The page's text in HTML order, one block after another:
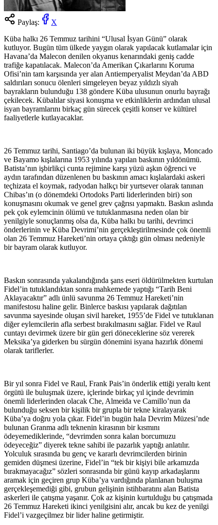
Paylaş:
X
Küba halkı 26 Temmuz tarihini “Ulusal İsyan Günü” olarak
kutluyor. Bugün tüm ülkede yaygın olarak yapılacak kutlamalar için
Havana’da Malecon denilen okyanus kenarındaki geniş cadde
trafiğe kapatılacak. Malecon’da Amerikan Çıkarlarını Koruma
Ofisi’nin tam karşısında yer alan Antiemperyalist Meydan’da ABD
saldırıları sonucu ölenleri simgeleyen beyaz yıldızlı siyah
bayrakların bulunduğu 138 göndere Küba ulusunun onurlu bayrağı
çekilecek. Kübalılar siyasi konuşma ve etkinliklerin ardından ulusal
isyan bayramlarını birkaç gün sürecek çeşitli konser ve kültürel
faaliyetlerle kutlayacaklar.
26 Temmuz tarihi, Santiago’da bulunan iki büyük kışlaya, Moncado
ve Bayamo kışlalarına 1953 yılında yapılan baskının yıldönümü.
Batista’nın işbirlikçi cunta rejimine karşı yüzü aşkın öğrenci ve
aydın tarafından düzenlenen bu baskının amacı kışlalardaki askeri
teçhizata el koymak, radyodan halkçı bir yurtsever olarak tanınan
Chibas’ın (o dönemdeki Ortodoks Parti liderlerinden biri) son
konuşmasını okumak ve genel grev çağrısı yapmaktı. Baskın aslında
pek çok eylemcinin ölümü ve tutuklanmasına neden olan bir
yenilgiyle sonuçlanmış olsa da, Küba halkı bu tarihi, devrimci
önderlerinin ve Küba Devrimi’nin gerçekleştirilmesinde çok önemli
olan 26 Temmuz Hareketi’nin ortaya çıktığı gün olması nedeniyle
bir bayram olarak kutluyor.
Baskın sonrasında yakalandığında şans eseri öldürülmekten kurtulan
Fidel’in tutuklandıktan sonra mahkemede yaptığı “Tarih Beni
Aklayacaktır” adlı ünlü savunma 26 Temmuz Hareketi’nin
manifestosu haline gelir. Binlerce baskısı yapılarak dağıtılan
savunma sayesinde oluşan sivil hareket, 1955’de Fidel ve tutuklanan
diğer eylemcilerin afla serbest bırakılmasını sağlar. Fidel ve Raul
cuntayı devirmek üzere bir gün geri döneceklerine söz vererek
Meksika’ya giderken bu sürgün dönemini isyana hazırlık dönemi
olarak tariflerler.
Bir yıl sonra Fidel ve Raul, Frank Pais’in önderlik ettiği yeraltı kent
örgütü ile buluşmak üzere, içlerinde birkaç yıl içinde devrimin
önemli liderlerinden olacak Che, Almeida ve Camillo’nun da
bulunduğu seksen bir kişilik bir grupla bir tekne kiralayarak
Küba’ya doğru yola çıkar. Fidel’in bugün hala Devrim Müzesi’nde
bulunan Granma adlı teknenin kirasının bir kısmını
ödeyemediklerinde, “devrimden sonra kalan borcumuzu
ödeyeceğiz” diyerek tekne sahibi ile pazarlık yaptığı anlatılır.
Yolculuk sırasında bu genç ve kararlı devrimcilerden birinin
gemiden düşmesi üzerine, Fidel’in “tek bir kişiyi bile arkamızda
bırakmayacağız” sözleri sonrasında bir günü kayıp arkadaşlarını
aramak için geçiren grup Küba’ya vardığında planlanan buluşma
gerçekleşemediği gibi, grubun gelişinin istihbaratını alan Batista
askerleri ile çatışma yaşanır. Çok az kişinin kurtulduğu bu çatışmada
26 Temmuz Hareketi ikinci yenilgisini alır, ancak bu kez de yenilgi
Fidel’i vazgeçilmez bir lider haline getirmiştir.